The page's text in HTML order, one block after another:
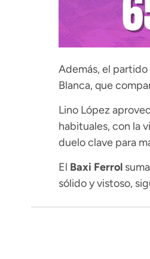
Además, el
Blanca, que
Lino López
habituales, con la
duelo clave para
El Baxi Ferrol
sólido y vistoso,